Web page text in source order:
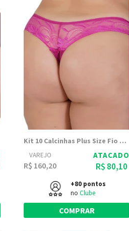
Kit 10 Calcinhas Plus Size Fio Dental Luciana - Dily Modas
VAREJO
R$ 160,20
ATACADO
R$ 80,10
+80 pontos
no Clube
COMPRAR